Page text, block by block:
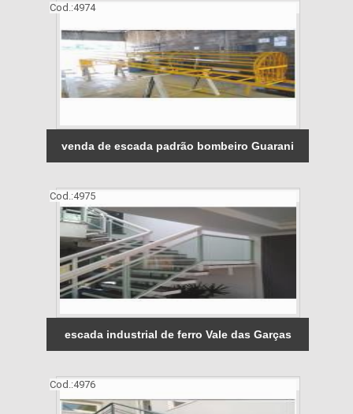
Cod.:4974
venda de escada padrão bombeiro Guarani
Cod.:4975
escada industrial de ferro Vale das Garças
Cod.:4976